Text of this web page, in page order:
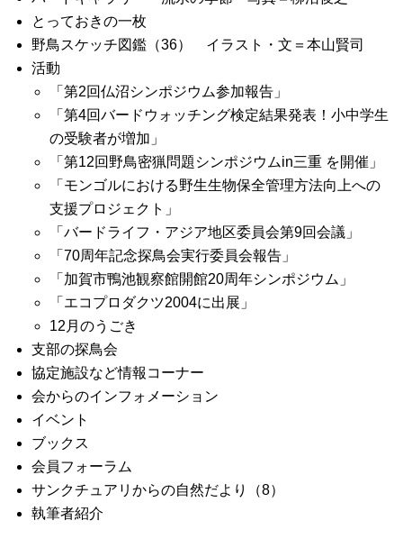
とっておきの一枚
野鳥スケッチ図鑑（36） イラスト・文＝本山賢司
活動
「第2回仏沼シンポジウム参加報告」
「第4回バードウォッチング検定結果発表！小中学生
の受験者が増加」
「第12回野鳥密猟問題シンポジウムin三重 を開催」
「モンゴルにおける野生生物保全管理方法向上への
支援プロジェクト」
「バードライフ・アジア地区委員会第9回会議」
「70周年記念探鳥会実行委員会報告」
「加賀市鴨池観察館開館20周年シンポジウム」
「エコプロダクツ2004に出展」
12月のうごき
支部の探鳥会
協定施設など情報コーナー
会からのインフォメーション
イベント
ブックス
会員フォーラム
サンクチュアリからの自然だより（8）
執筆者紹介